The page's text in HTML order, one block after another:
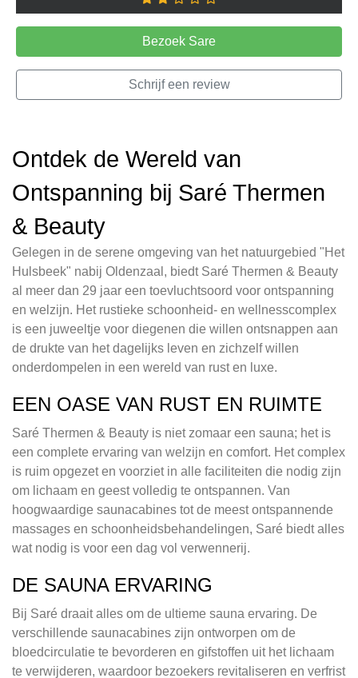
Bezoek Sare
Schrijf een review
Ontdek de Wereld van
Ontspanning bij Saré Thermen
& Beauty
Gelegen in de serene omgeving van het natuurgebied "Het
Hulsbeek" nabij Oldenzaal, biedt Saré Thermen & Beauty
al meer dan 29 jaar een toevluchtsoord voor ontspanning
en welzijn. Het rustieke schoonheid- en wellnesscomplex
is een juweeltje voor diegenen die willen ontsnappen aan
de drukte van het dagelijks leven en zichzelf willen
onderdompelen in een wereld van rust en luxe.
EEN OASE VAN RUST EN RUIMTE
Saré Thermen & Beauty is niet zomaar een sauna; het is
een complete ervaring van welzijn en comfort. Het complex
is ruim opgezet en voorziet in alle faciliteiten die nodig zijn
om lichaam en geest volledig te ontspannen. Van
hoogwaardige saunacabines tot de meest ontspannende
massages en schoonheidsbehandelingen, Saré biedt alles
wat nodig is voor een dag vol verwennerij.
DE SAUNA ERVARING
Bij Saré draait alles om de ultieme sauna ervaring. De
verschillende saunacabines zijn ontworpen om de
bloedcirculatie te bevorderen en gifstoffen uit het lichaam
te verwijderen, waardoor bezoekers revitaliseren en verfrist